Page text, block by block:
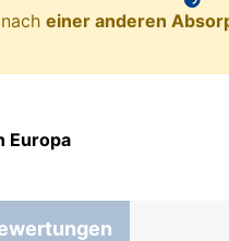
einer anderen
Europa